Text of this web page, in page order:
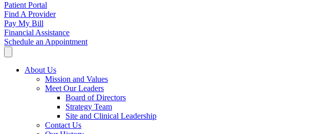
Patient Portal
Find A Provider
Pay My Bill
Financial Assistance
Schedule an Appointment
About Us
Mission and Values
Meet Our Leaders
Board of Directors
Strategy Team
Site and Clinical Leadership
Contact Us